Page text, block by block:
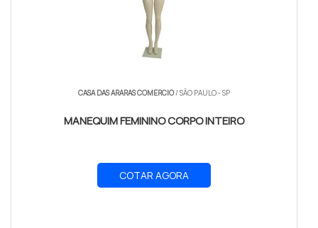
CASA DAS ARARAS COMERCIO/ SÃO PAULO - SP
MANEQUIM FEMININO CORPO INTEIRO
COTAR AGORA